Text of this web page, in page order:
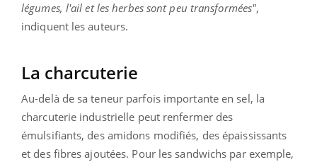
légumes, l'ail et les herbes sont peu transformées",
indiquent les auteurs.
La charcuterie
Au-delà de sa teneur parfois importante en sel, la
charcuterie industrielle peut renfermer des
émulsifiants, des amidons modifiés, des épaississants
et des fibres ajoutées. Pour les sandwichs par exemple,